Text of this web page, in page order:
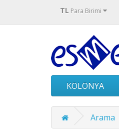
TL Para Birimi
KOLONYA
Arama